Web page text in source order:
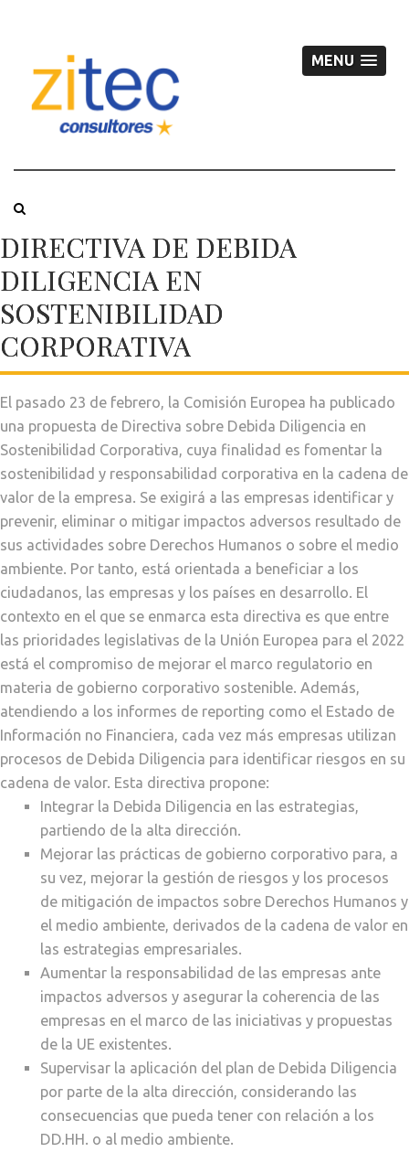
MENU
DIRECTIVA DE DEBIDA
DILIGENCIA EN
SOSTENIBILIDAD
CORPORATIVA
El pasado 23 de febrero, la Comisión Europea ha publicado
una propuesta de Directiva sobre Debida Diligencia en
Sostenibilidad Corporativa, cuya finalidad es fomentar la
sostenibilidad y responsabilidad corporativa en la cadena de
valor de la empresa. Se exigirá a las empresas identificar y
prevenir, eliminar o mitigar impactos adversos resultado de
sus actividades sobre Derechos Humanos o sobre el medio
ambiente. Por tanto, está orientada a beneficiar a los
ciudadanos, las empresas y los países en desarrollo. El
contexto en el que se enmarca esta directiva es que entre
las prioridades legislativas de la Unión Europea para el 2022
está el compromiso de mejorar el marco regulatorio en
materia de gobierno corporativo sostenible. Además,
atendiendo a los informes de reporting como el Estado de
Información no Financiera, cada vez más empresas utilizan
procesos de Debida Diligencia para identificar riesgos en su
cadena de valor. Esta directiva propone:
Integrar la Debida Diligencia en las estrategias,
partiendo de la alta dirección.
Mejorar las prácticas de gobierno corporativo para, a
su vez, mejorar la gestión de riesgos y los procesos
de mitigación de impactos sobre Derechos Humanos y
el medio ambiente, derivados de la cadena de valor en
las estrategias empresariales.
Aumentar la responsabilidad de las empresas ante
impactos adversos y asegurar la coherencia de las
empresas en el marco de las iniciativas y propuestas
de la UE existentes.
Supervisar la aplicación del plan de Debida Diligencia
por parte de la alta dirección, considerando las
consecuencias que pueda tener con relación a los
DD.HH. o al medio ambiente.